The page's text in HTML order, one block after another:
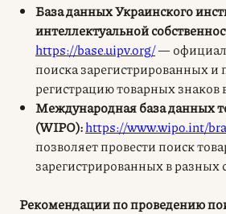
База данных Украинского
интеллектуальной
https://base.uipv.org/—
поиска зарегистрированных
регистрацию товарных знаков
Международная база данных
(WIPO):https://www.wipo.int/
позволяет провести поиск
зарегистрированных в разных
Рекомендации по проведению